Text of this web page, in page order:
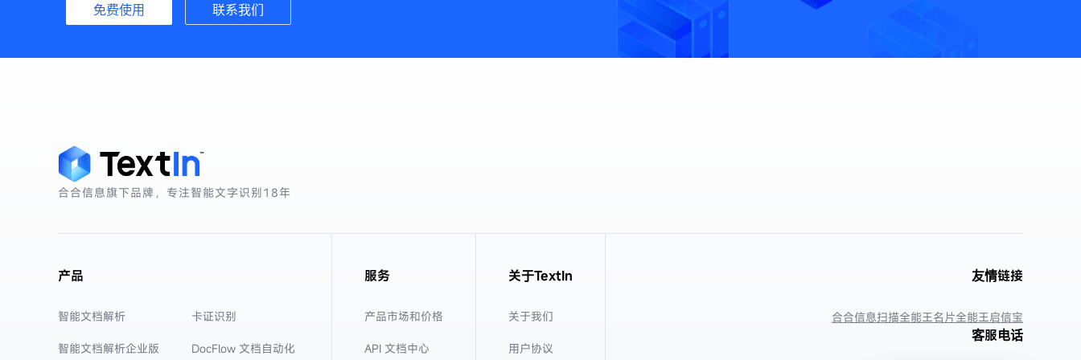
免费使用 联系我们
合合信息旗下品牌，专注智能文字识别18年
产品
智能文档解析
智能文档解析企业版
卡证识别
DocFlow 文档自动化
服务
产品市场和价格
API 文档中心
关于TextIn
关于我们
用户协议
友情链接
合合信息扫描全能王名片全能王启信宝
客服电话